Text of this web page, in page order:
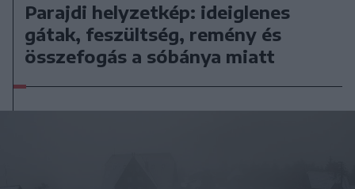
Parajdi helyzetkép: ideiglenes
gátak, feszültség, remény és
összefogás a sóbánya miatt